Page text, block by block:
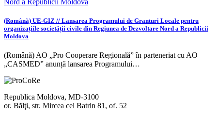
(Română) UE-GIZ // Lansarea Programului de Granturi Locale pentru
organizațiile societății civile din Regiunea de Dezvoltare Nord a Republicii
Moldova
(Română) AO „Pro Cooperare Regională” în parteneriat cu AO
„CASMED” anunță lansarea Programului…
Republica Moldova, MD-3100
or. Bălţi, str. Mircea cel Batrin 81, of. 52